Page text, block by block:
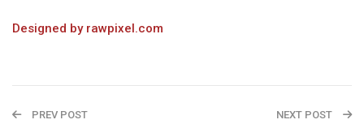
Designed by rawpixel.com
PREV POST NEXT POST